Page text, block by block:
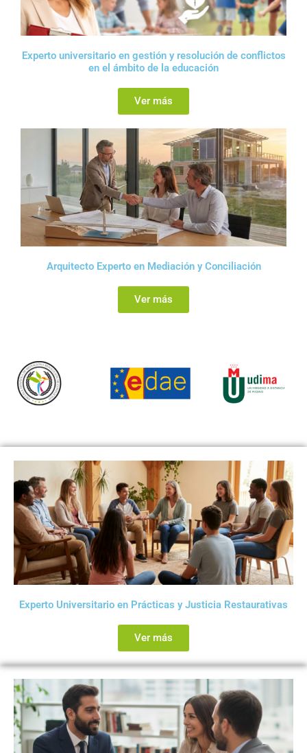
Experto universitario en gestión y resolución de conflictos
en el ámbito de la educación
Ver más
Arquitecto Experto en Mediación y Conciliación
Ver más
Experto Universitario en Prácticas y Justicia Restaurativas
Ver más